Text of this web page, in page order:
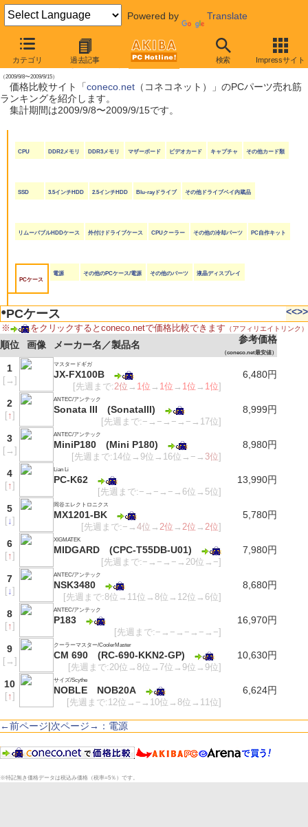
Powered by Translate
カテゴリ 過去記事 検索 Impressサイト
【 2009年9月19日号 】
coneco.net売れ筋ランキング
（2009/9/8〜2009/9/15）
価格比較サイト「coneco.net（コネコネット）」のPCパーツ売れ筋
ランキングを紹介します。
集計期間は2009/9/8〜2009/9/15です。
CPU DDR2メモリ DDR3メモリ マザーボード ビデオカード キャプチャ その他カード類
SSD 3.5インチHDD 2.5インチHDD Blu-rayドライブ その他ドライブベイ内蔵品
リムーバブルHDDケース 外付けドライブケース CPUクーラー その他の冷却パーツ PC自作キット
PCケース
電源 その他のPCケース/電源 その他のパーツ 液晶ディスプレイ
●PCケース <<>>
※ をクリックするとconeco.netで価格比較できます （アフィリエイトリンク）
順位 画像 メーカー名／製品名 参考価格
（coneco.net最安値）
1
[→ ]
マスタードギガ
JX-FX100B
[先週まで:2位 → 1位 → 1位 → 1位 → 1位]
6,480円
2
[↑]
ANTEC/アンテック
Sonata III (SonataIII)
[先週まで:−→−→−→−→17位]
8,999円
3
[→ ]
ANTEC/アンテック
MiniP180 (Mini P180)
[先週まで:14位→9位→16位→−→ 3位]
8,980円
4
[↑]
Lian Li
PC-K62
[先週まで:−→−→−→6位→5位]
13,990円
5
[↓]
岡谷エレクトロニクス
MX1201-BK
[先週まで:−→4位 →2位 →2位 →2位]
5,780円
6
[↑]
XIGMATEK
MIDGARD (CPC-T55DB-U01)
[先週まで:−→−→−→20位→−]
7,980円
7
[↓]
ANTEC/アンテック
NSK3480
[先週まで:8位→11位→8位→12位→6位]
8,680円
8
[↑]
ANTEC/アンテック
P183
[先週まで:−→−→−→−→−]
16,970円
9
[→ ]
クーラーマスター/CoolerMaster
CM 690 (RC-690-KKN2-GP)
[先週まで:20位→8位→7位→9位→9位]
10,630円
10
[↑]
サイズ/Scythe
NOBLE NOB20A
[先週まで:12位→−→10位→8位→11位]
6,624円
←前ページ|次ページ→：電源
※特記無き価格データは税込み価格（税率=5％）です。